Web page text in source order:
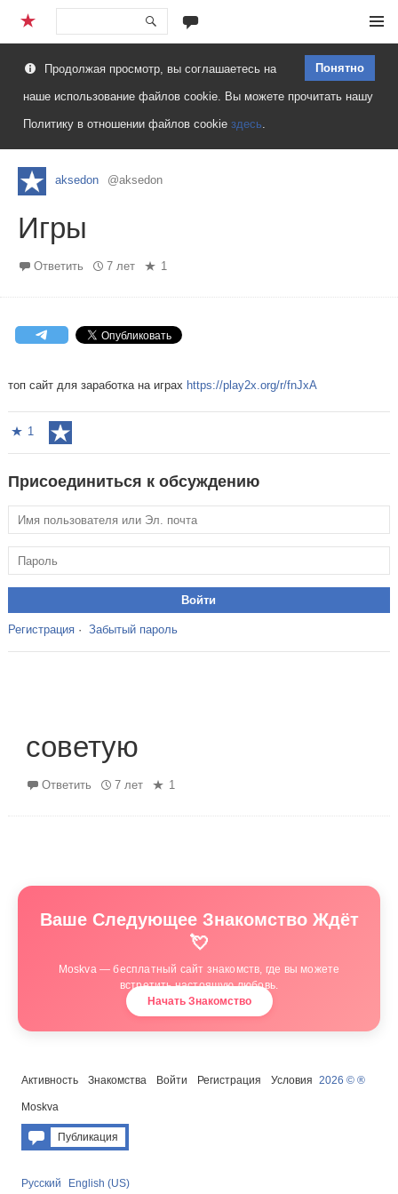
Перейти
содержимому
Понятно
Продолжая просмотр, вы соглашаетесь на
наше использование файлов cookie. Вы можете прочитать нашу
Политику в отношении файлов cookie здесь.
aksedon @aksedon
Игры
Ответить 7 лет 1
топ сайт для заработка на играх https://play2x.org/r/fnJxA
1
Присоединиться к обсуждению
Регистрация· Забытый пароль
советую
Ответить 7 лет 1
Ваше Следующее Знакомство Ждёт
💘
Moskva — бесплатный сайт знакомств, где вы можете
встретить настоящую любовь.
Начать Знакомство
Активность Знакомства Войти Регистрация Условия 2026 © ®
Moskva
Публикация
Русский English (US)